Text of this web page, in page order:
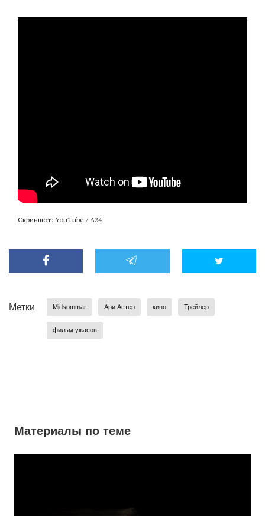
Скриншот: YouTube / A24
Метки Midsommar Ари Астер кино Трейлер
фильм ужасов
Материалы по теме